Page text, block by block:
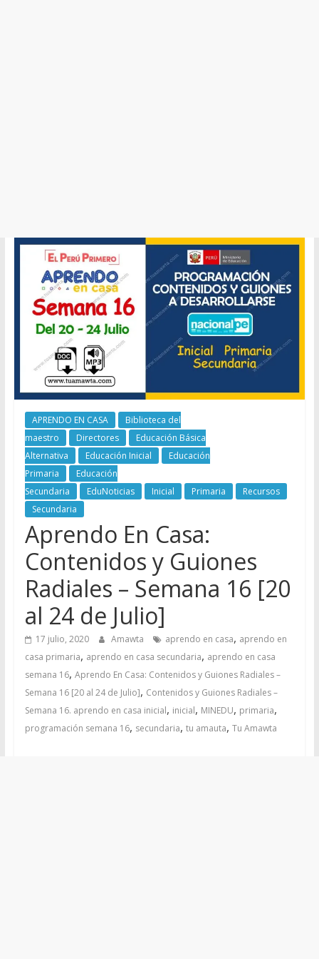
APRENDO EN CASA
Biblioteca del
maestro
Directores
Educación Básica
Alternativa
Educación Inicial
Educación
Primaria
Educación
Secundaria
EduNoticias Inicial Primaria
Recursos
Secundaria
Aprendo En Casa:
Contenidos y Guiones
Radiales – Semana 16 [20
al 24 de Julio]
17 julio, 2020 Amawta aprendo en casa, aprendo en
casa primaria, aprendo en casa secundaria, aprendo en casa
semana 16, Aprendo En Casa: Contenidos y Guiones Radiales –
Semana 16 [20 al 24 de Julio], Contenidos y Guiones Radiales –
Semana 16. aprendo en casa inicial, inicial, MINEDU, primaria,
programación semana 16, secundaria, tu amauta, Tu Amawta